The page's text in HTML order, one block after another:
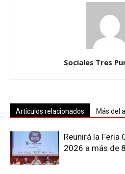
Sociales Tres
Artículos relacionados Más del
Reunirá la Feria
2026 a más de